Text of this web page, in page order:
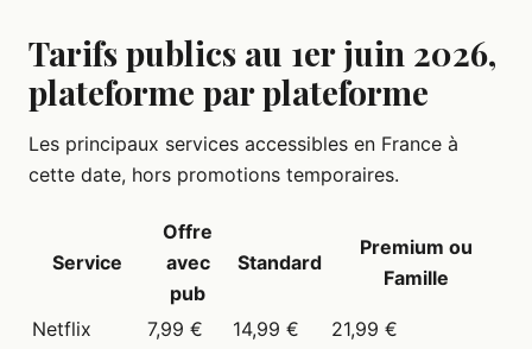
Tarifs publics au 1er juin 2026,
plateforme par plateforme
Les principaux services accessibles en France à
cette date, hors promotions temporaires.
Service
Offre
avec
pub
Standard
Premium ou
Famille
Netflix 7,99 € 14,99 € 21,99 €